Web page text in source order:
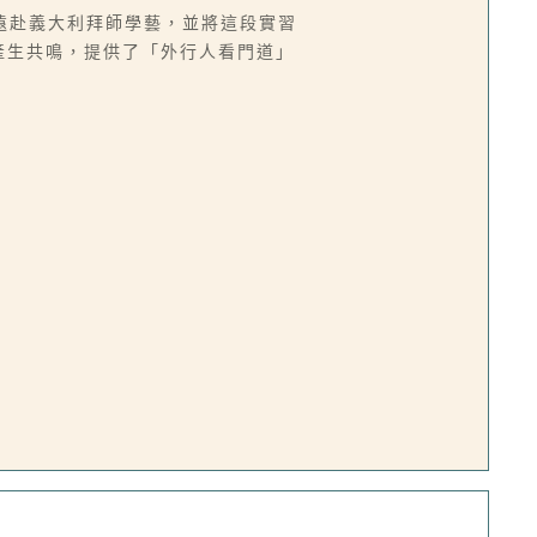
義大利拜師學藝，並將這段實習
共鳴，提供了「外行人看門道」